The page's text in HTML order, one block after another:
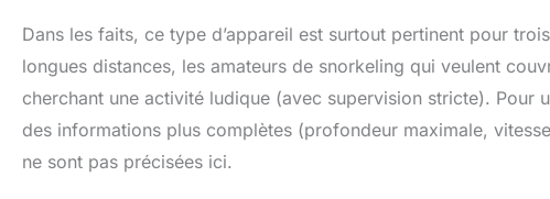
sous-marin électrique,
enfants de s'amuser
explorer le monde
piscines, les bords de
les bains, la plongée,
Dans les faits, ce type d’appareil est surtout pertinent pour
longues distances, les amateurs de snorkeling qui veulent
cherchant une activité ludique (avec supervision stricte). Pour
des informations plus complètes (profondeur maximale,
ne sont pas précisées ici.